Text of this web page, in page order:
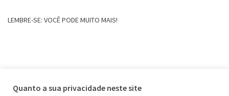
LEMBRE-SE: VOCÊ PODE MUITO MAIS!
Quanto a sua privacidade neste site